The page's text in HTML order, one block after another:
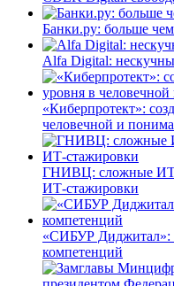
Банки.ру: больше
Alfa Digital:
«Киберпротект»:
человечной и
ГНИВЦ: сложные
ИТ‑стажировки
«СИБУР Диджитал»:
компетенций